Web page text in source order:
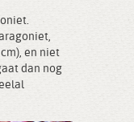
en niet
dan nog